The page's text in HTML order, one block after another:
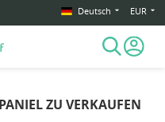
Deutsch EUR
ZU VERKAUFEN